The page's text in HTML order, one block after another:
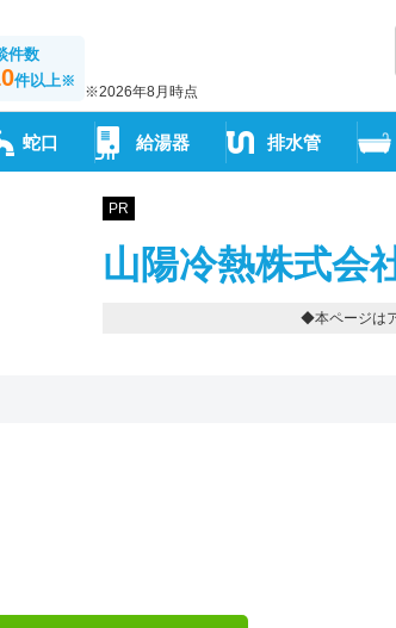
件数
件以上※
※2026年8月時点
蛇口 給湯器 排水管
PR
山陽冷熱株式会
◆本ページは